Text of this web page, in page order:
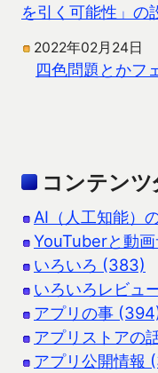
を引く可能性」の
2022年02月24日
四色問題とかフ
コンテンツ
AI（人工知能）
YouTuberと動
いろいろ (383)
いろいろレビュ
アプリの事
アプリストアの
アプリ公開情報